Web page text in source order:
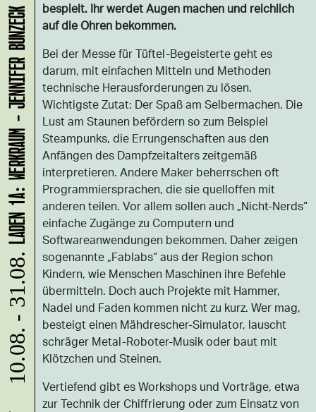
bespielt. Ihr werdet Augen machen und reichlich
auf die Ohren bekommen.
Bei der Messe für Tüftel-Begeisterte geht es
darum, mit einfachen Mitteln und Methoden
technische Herausforderungen zu lösen.
Wichtigste Zutat: Der Spaß am Selbermachen. Die
Lust am Staunen befördern so zum Beispiel
Steampunks, die Errungenschaften aus den
Anfängen des Dampfzeitalters zeitgemäß
interpretieren. Andere Maker beherrschen oft
Programmiersprachen, die sie quelloffen mit
anderen teilen. Vor allem sollen auch „Nicht-Nerds“
einfache Zugänge zu Computern und
Softwareanwendungen bekommen. Daher zeigen
sogenannte „Fablabs“ aus der Region schon
Kindern, wie Menschen Maschinen ihre Befehle
übermitteln. Doch auch Projekte mit Hammer,
Nadel und Faden kommen nicht zu kurz. Wer mag,
besteigt einen Mähdrescher-Simulator, lauscht
schräger Metal-Roboter-Musik oder baut mit
Klötzchen und Steinen.
Vertiefend gibt es Workshops und Vorträge, etwa
zur Technik der Chiffrierung oder zum Einsatz von
10.08. - 31.08.
LADEN 1A: WERKRAUM - JENNIFER BUNZECK